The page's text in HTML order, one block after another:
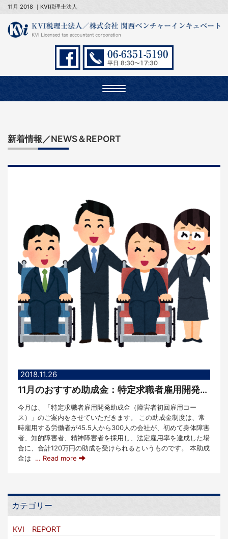
11月 2018 ｜KVI税理士法人
Toggle
navigation
新着情報／NEWS＆REPORT
2018.11.26
11月のおすすめ助成金：特定求職者雇用開発助成金（障害者初回雇用コース）
今月は、「特定求職者雇用開発助成金（障害者初回雇用コー
ス）」のご案内をさせていただきます。 この助成金制度は、常
時雇用する労働者が45.5人から300人の会社が、初めて身体障害
者、知的障害者、精神障害者を採用し、法定雇用率を達成した場
合に、合計120万円の助成を受けられるというものです。 本助成
金は … Read more
カテゴリー
KVI REPORT